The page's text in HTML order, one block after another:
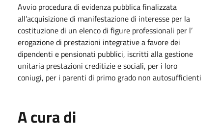
Avvio procedura di evidenza pubblica finalizzata
all’acquisizione di manifestazione di interesse per la
costituzione di un elenco di figure professionali per l’
erogazione di prestazioni integrative a favore dei
dipendenti e pensionati pubblici, iscritti alla gestione
unitaria prestazioni creditizie e sociali, per i loro
coniugi, per i parenti di primo grado non autosufficienti
A cura di